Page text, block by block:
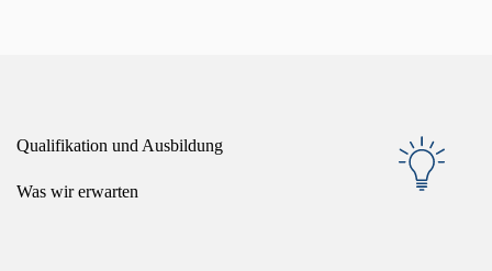
Qualifikation und Ausbildung
Was wir erwarten